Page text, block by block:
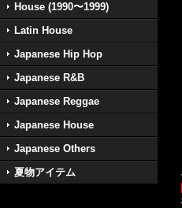
House (1990〜1999)
Latin House
Japanese Hip Hop
Japanese R&B
Japanese Reggae
Japanese House
Japanese Others
夏物アイテム